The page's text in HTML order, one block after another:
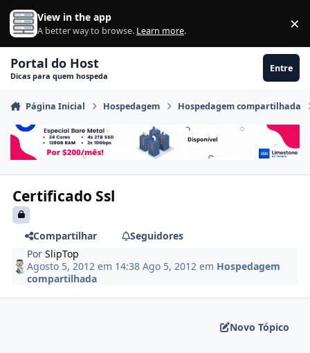
Ir para conteúdo
View in the app
A better way to browse. Learn more. ×
Portal do Host
Dicas para quem hospeda
Entre
Página Inicial Hospedagem Hospedagem compartilhada
Certificado Ssl
Compartilhar
Seguidores
PorSlipTop
Agosto 5, 2012 em 14:38Ago 5, 2012 em Hospedagem
compartilhada
Novo Tópico